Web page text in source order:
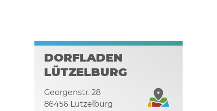
DORFLADEN
LÜTZELBURG
Georgenstr. 28
86456 Lützelburg